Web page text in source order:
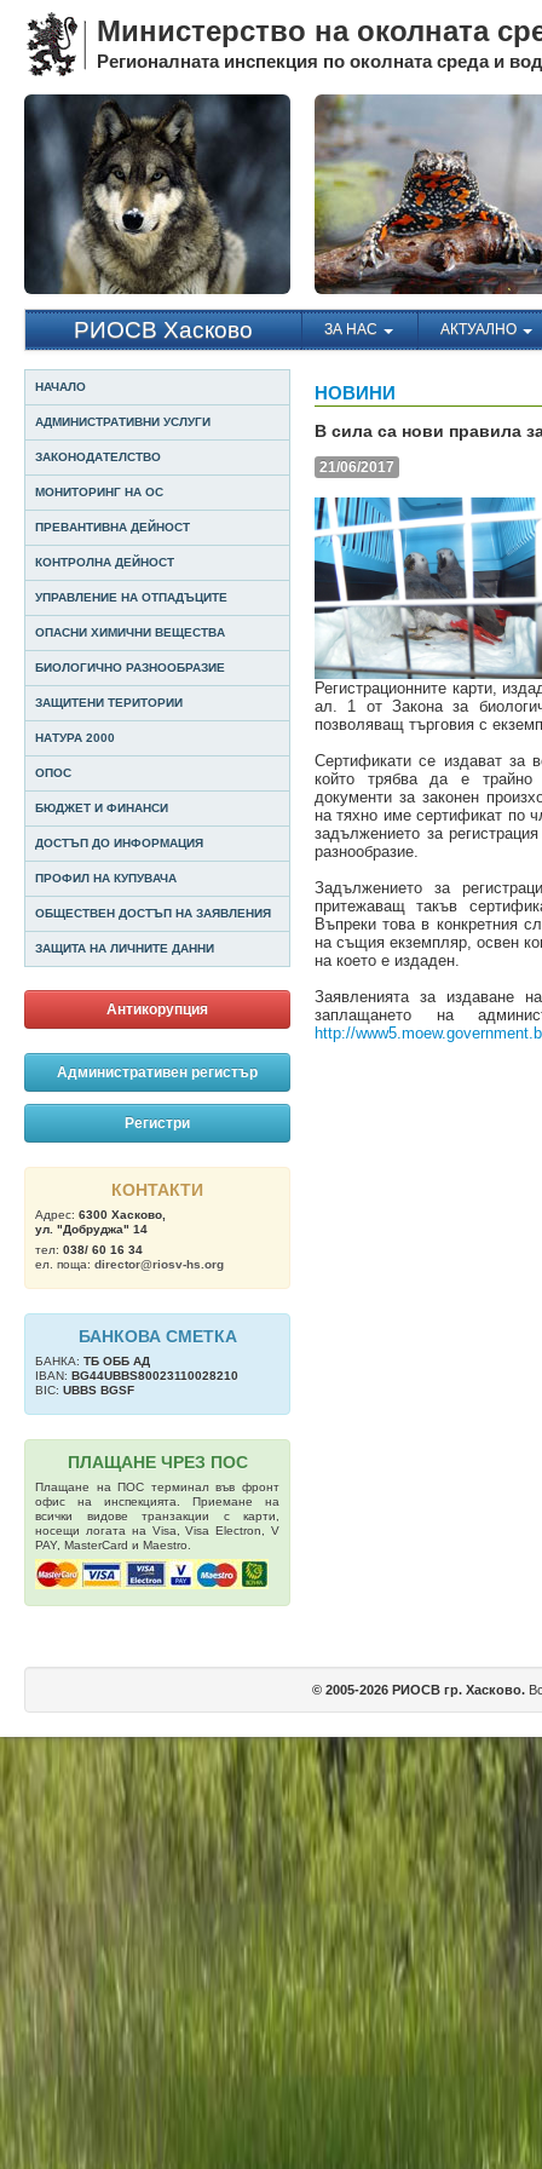
Министерство на околната
Регионалната инспекция по околната среда и
РИОСВ Хасково ЗА НАС АКТУАЛНО
НАЧАЛО
АДМИНИСТРАТИВНИ УСЛУГИ
ЗАКОНОДАТЕЛСТВО
МОНИТОРИНГ НА ОС
ПРЕВАНТИВНА ДЕЙНОСТ
КОНТРОЛНА ДЕЙНОСТ
УПРАВЛЕНИЕ НА ОТПАДЪЦИТЕ
ОПАСНИ ХИМИЧНИ ВЕЩЕСТВА
БИОЛОГИЧНО РАЗНООБРАЗИЕ
ЗАЩИТЕНИ ТЕРИТОРИИ
НАТУРА 2000
ОПОС
БЮДЖЕТ И ФИНАНСИ
ДОСТЪП ДО ИНФОРМАЦИЯ
ПРОФИЛ НА КУПУВАЧА
ОБЩЕСТВЕН ДОСТЪП НА ЗАЯВЛЕНИЯ
ЗАЩИТА НА ЛИЧНИТЕ ДАННИ
Антикорупция
Административен регистър
Регистри
КОНТАКТИ
Адрес: 6300 Хасково,
ул. "Добруджа" 14
тел: 038/ 60 16 34
ел. поща: director@riosv-hs.org
БАНКОВА СМЕТКА
БАНКА: ТБ OББ АД
IBAN: BG44UBBS80023110028210
BIC: UBBS BGSF
ПЛАЩАНЕ ЧРЕЗ ПОС
Плащане на ПОС терминал във фронт
офис на инспекцията. Приемане на
всички видове транзакции с карти,
носещи логата на Visa, Visa Electron, V
PAY, MasterCard и Maestro.
НОВИНИ
В сила са нови правила
21/06/2017
Регистрационните карти,
ал. 1 от Закона за
позволяващ търговия с
Сертификати се издават за
който трябва да е трайно
документи за законен
на тяхно име сертификат по
задължението за
разнообразие.
Задължението за
притежаващ такъв
Въпреки това в конкретния
на същия екземпляр, освен
на което е издаден.
Заявленията за издаване
заплащането на
http://
© 2005-2026 РИОСВ гр. Хасково.